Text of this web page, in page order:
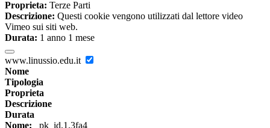
Proprieta: Terze Parti
Descrizione: Questi cookie vengono utilizzati dal lettore video
Vimeo sui siti web.
Durata: 1 anno 1 mese
www.linussio.edu.it
Nome
Tipologia
Proprieta
Descrizione
Durata
Nome: _pk_id.1.3fa4